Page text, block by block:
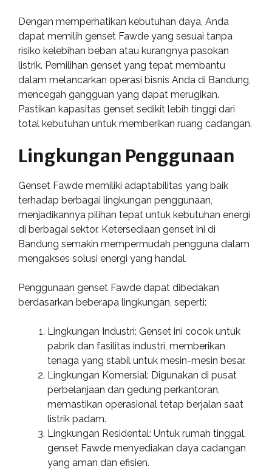
Dengan memperhatikan kebutuhan daya, Anda
dapat memilih genset Fawde yang sesuai tanpa
risiko kelebihan beban atau kurangnya pasokan
listrik. Pemilihan genset yang tepat membantu
dalam melancarkan operasi bisnis Anda di Bandung,
mencegah gangguan yang dapat merugikan.
Pastikan kapasitas genset sedikit lebih tinggi dari
total kebutuhan untuk memberikan ruang cadangan.
Lingkungan Penggunaan
Genset Fawde memiliki adaptabilitas yang baik
terhadap berbagai lingkungan penggunaan,
menjadikannya pilihan tepat untuk kebutuhan energi
di berbagai sektor. Ketersediaan genset ini di
Bandung semakin mempermudah pengguna dalam
mengakses solusi energi yang handal.
Penggunaan genset Fawde dapat dibedakan
berdasarkan beberapa lingkungan, seperti:
Lingkungan Industri: Genset ini cocok untuk
pabrik dan fasilitas industri, memberikan
tenaga yang stabil untuk mesin-mesin besar.
Lingkungan Komersial: Digunakan di pusat
perbelanjaan dan gedung perkantoran,
memastikan operasional tetap berjalan saat
listrik padam.
Lingkungan Residental: Untuk rumah tinggal,
genset Fawde menyediakan daya cadangan
yang aman dan efisien.